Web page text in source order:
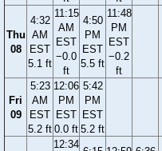
Thu
08
4:32
AM
EST
5.1 ft
11:15
AM
EST
−0.0
ft
4:50
PM
EST
5.5 ft
11:48
PM
EST
−0.2
ft
Fri
09
5:23
AM
EST
5.2 ft
12:06
PM
EST
0.0 ft
5:42
PM
EST
5.2 ft
12:34